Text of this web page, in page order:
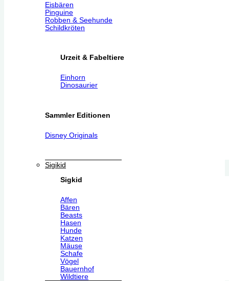
Eisbären
Pinguine
Robben & Seehunde
Schildkröten
Urzeit & Fabeltiere
Einhorn
Dinosaurier
Sammler Editionen
Disney Originals
Sigikid
Sigkid
Affen
Bären
Beasts
Hasen
Hunde
Katzen
Mäuse
Schafe
Vögel
Bauernhof
Wildtiere